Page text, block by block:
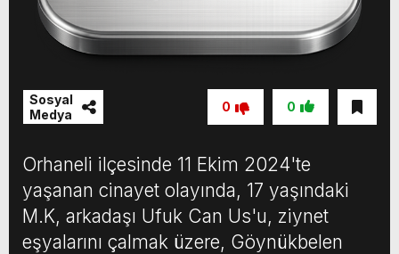
Sosyal
Medya
0
0
Orhaneli ilçesinde 11 Ekim 2024'te
yaşanan cinayet olayında, 17 yaşındaki
M.K, arkadaşı Ufuk Can Us'u, ziynet
eşyalarını çalmak üzere, Göynükbelen